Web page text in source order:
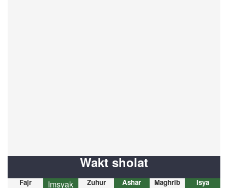
Wakt sholat
Fajr Imsyak Zuhur Ashar Maghrib Isya